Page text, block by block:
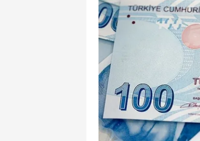
Çerezlere ilişkin
butonuna tıklayabilir,
6698 sayılı Kişisel
mevzuata uygun